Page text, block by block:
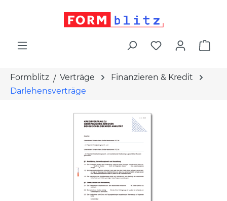
Formblitz Verträge
Finanzieren & Kredit
Darlehensverträge